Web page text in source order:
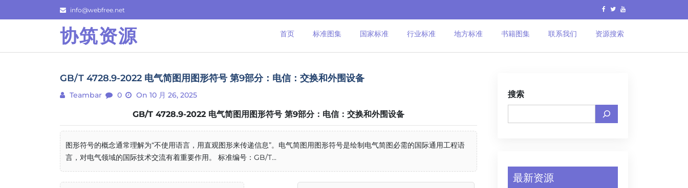
to
info@webfree.net
协筑资源 首页 标准图集 国家标准 行业标准 地方标准 书籍图集 联系我们 资源搜索
GB/T 4728.9-2022 电气简图用图形符号 第9部分：电信：交换和外围设备
Teambar 0 On 10 月 26, 2025
GB/T 4728.9-2022 电气简图用图形符号 第9部分：电信：交换和外围设备
图形符号的概念通常理解为“不使用语言，用直观图形来传递信息”。电气简图用图形符号是绘制电气简图必需的国际通用工程语
言，对电气领域的国际技术交流有着重要作用。 标准编号：GB/T...
搜索
最新资源